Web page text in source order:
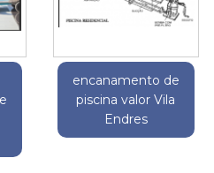
encanamento de
piscina valor Vila
Endres